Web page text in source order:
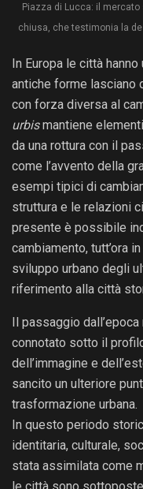
Piazza di Lucca: il
chiusa, che testimonia la
In Europa le città
antiche forme lasciano
con forza diversa al
urbismantiene
da una rottura con il
come l’avvento della
esempi tipici di
struttura e le relazioni
presente è possibile
cambiamento, tutt’ora
sviluppo urbano degli
riferimento alla città
Il passaggio
connotato sotto il
dell’immagine e
sancito un ulteriore
trasformazione urbana.
In questo periodo
identitaria, culturale,
stata assimilata come